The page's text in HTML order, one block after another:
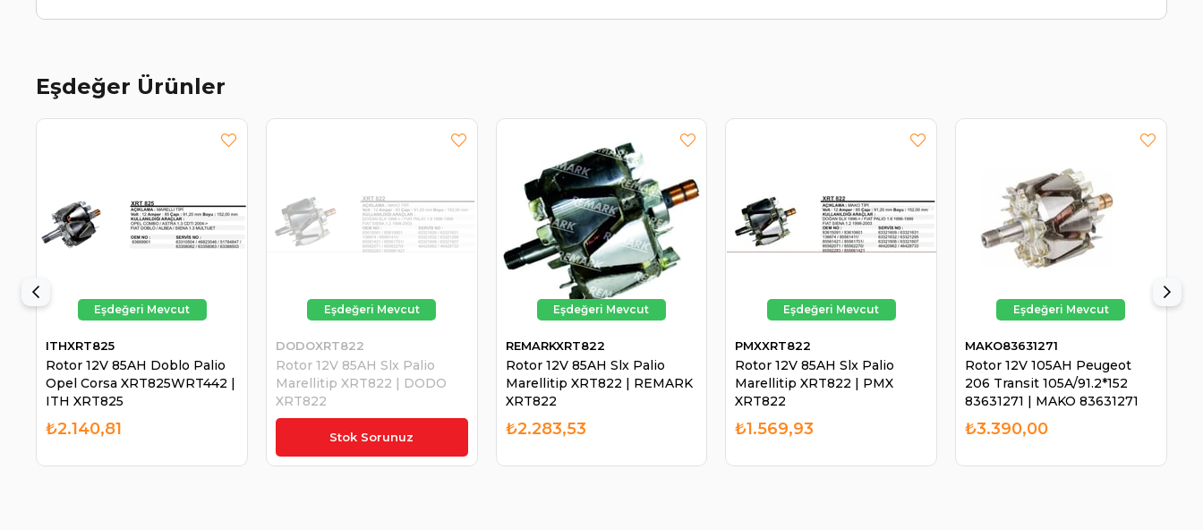
Eşdeğer Ürünler
Rotor 12V 85AH Doblo Palio
Opel Corsa XRT825WRT442 |
ITH XRT825
ITHXRT825
₺2.140,81 Stok Sorunuz
Rotor 12V 85AH Slx Palio
Marellitip XRT822 | DODO
XRT822
DODOXRT822
₺1.909,45
Rotor 12V 85AH Slx Palio
Marellitip XRT822 | REMARK
XRT822
REMARKXRT822
₺2.283,53
Rotor 12V 85AH Slx Palio
Marellitip XRT822 | PMX
XRT822
PMXXRT822
₺1.569,93
Rotor 12V 105AH Peugeot
206 Transit 105A/91.2*152
83631271 | MAKO 83631271
MAKO83631271
₺3.390,00